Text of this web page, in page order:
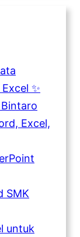
✨
Excel,
SMK
untuk